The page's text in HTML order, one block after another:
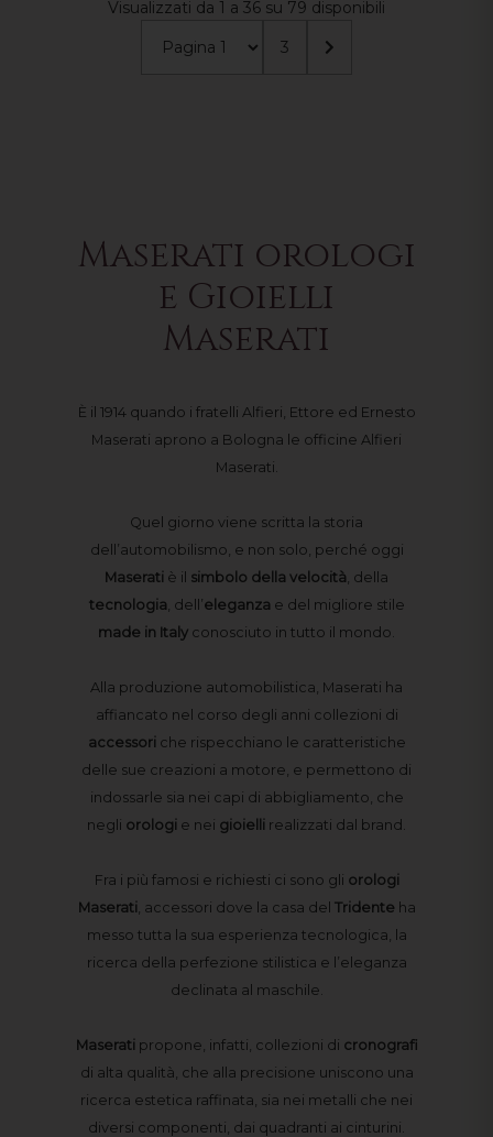
Visualizzati da 1 a 36 su 79 disponibili
3
Maserati orologi
e Gioielli
Maserati
È il 1914 quando i fratelli Alfieri, Ettore ed Ernesto
Maserati aprono a Bologna le officine Alfieri
Maserati.
Quel giorno viene scritta la storia
dell’automobilismo, e non solo, perché oggi
Maserati è il simbolo della velocità, della
tecnologia, dell’eleganza e del migliore stile
made in Italy conosciuto in tutto il mondo.
Alla produzione automobilistica, Maserati ha
affiancato nel corso degli anni collezioni di
accessoriche rispecchiano le caratteristiche
delle sue creazioni a motore, e permettono di
indossarle sia nei capi di abbigliamento, che
negli orologi e nei gioielli realizzati dal brand.
Fra i più famosi e richiesti ci sono gli orologi
Maserati, accessori dove la casa del Tridente ha
messo tutta la sua esperienza tecnologica, la
ricerca della perfezione stilistica e l’eleganza
declinata al maschile.
Maseratipropone, infatti, collezioni di cronografi
di alta qualità, che alla precisione uniscono una
ricerca estetica raffinata, sia nei metalli che nei
diversi componenti, dai quadranti ai cinturini.